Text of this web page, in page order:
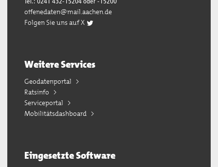
Tel.: 0241 432-15204 oder -15200
offenedaten@mail.aachen.de
Folgen Sie uns auf X
Weitere Services
Geodatenportal
Ratsinfo
Serviceportal
Mobilitätsdashboard
Eingesetzte Software